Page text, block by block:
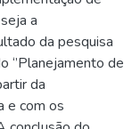
a
da pesquisa
‘’Planejamento de
da
e com os